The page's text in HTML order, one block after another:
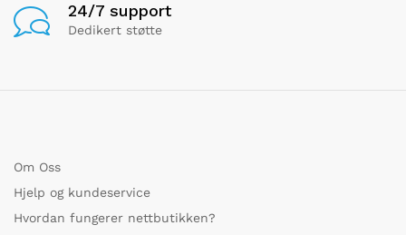
24/7 support
Dedikert støtte
Om Oss
Hjelp og kundeservice
Hvordan fungerer nettbutikken?